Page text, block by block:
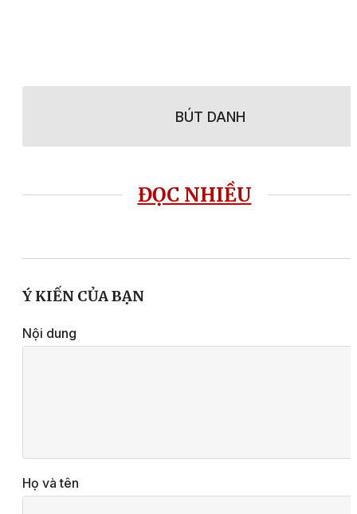
BÚT DANH
ĐỌC NHIỀU
Ý KIẾN CỦA BẠN
Nội dung
Họ và tên